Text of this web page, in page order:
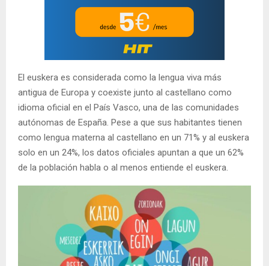
El euskera es considerada como la lengua viva más
antigua de Europa y coexiste junto al castellano como
idioma oficial en el País Vasco, una de las comunidades
autónomas de España. Pese a que sus habitantes tienen
como lengua materna al castellano en un 71% y al euskera
solo en un 24%, los datos oficiales apuntan a que un 62%
de la población habla o al menos entiende el euskera.